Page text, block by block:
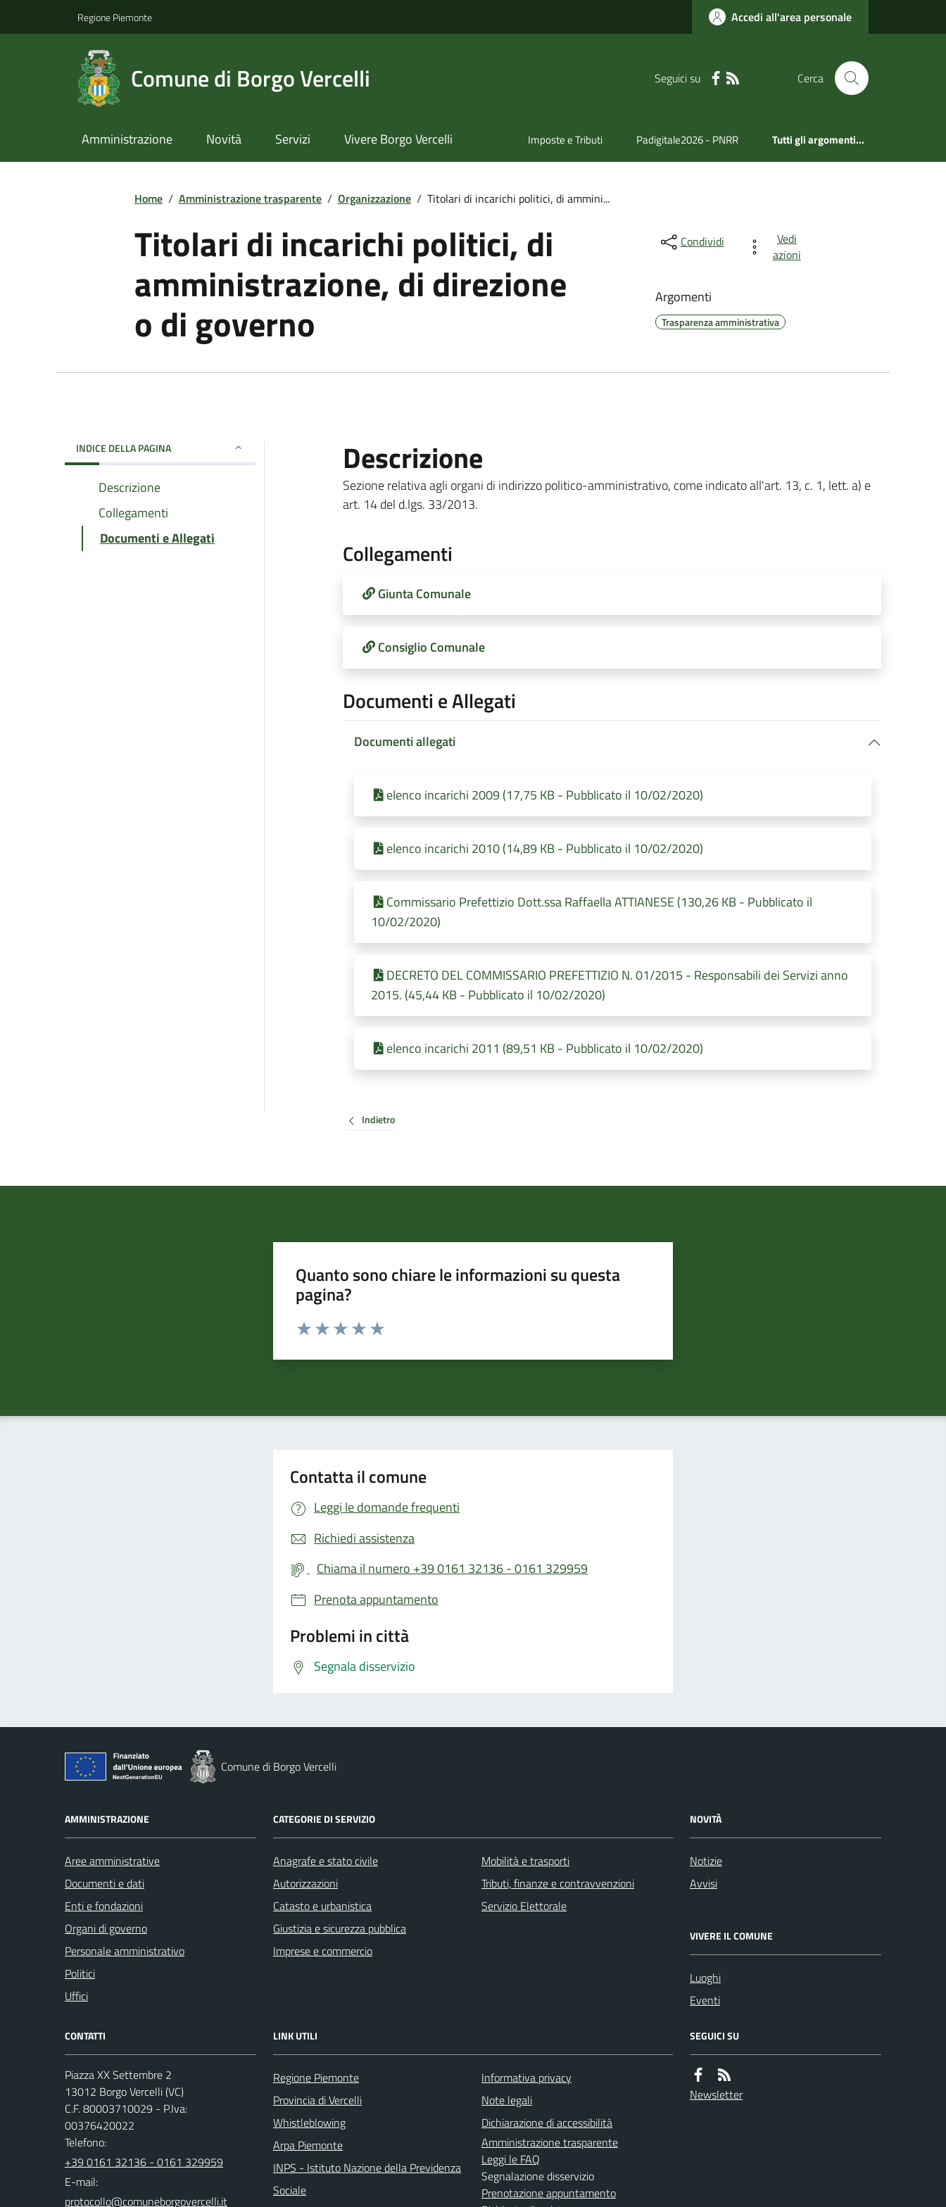
Regione Piemonte Accedi all'area personale
Comune di Borgo Vercelli Seguici su Cerca
Amministrazione Novità Servizi Vivere Borgo Vercelli Imposte e Tributi Padigitale2026 - PNRR Tutti gli argomenti...
Home / Amministrazione trasparente / Organizzazione / Titolari di incarichi politici, di ammini...
Titolari di incarichi politici, di
amministrazione, di direzione
o di governo
Condividi
Vedi
azioni
Argomenti
Trasparenza amministrativa
INDICE DELLA PAGINA
Descrizione
Collegamenti
Documenti e Allegati
Descrizione
Sezione relativa agli organi di indirizzo politico-amministrativo, come indicato all'art. 13, c. 1, lett. a) e
art. 14 del d.lgs. 33/2013.
Collegamenti
Giunta Comunale
Consiglio Comunale
Documenti e Allegati
Documenti allegati
elenco incarichi 2009 (17,75 KB - Pubblicato il 10/02/2020)
elenco incarichi 2010 (14,89 KB - Pubblicato il 10/02/2020)
Commissario Prefettizio Dott.ssa Raffaella ATTIANESE (130,26 KB - Pubblicato il
10/02/2020)
DECRETO DEL COMMISSARIO PREFETTIZIO N. 01/2015 - Responsabili dei Servizi anno
2015. (45,44 KB - Pubblicato il 10/02/2020)
elenco incarichi 2011 (89,51 KB - Pubblicato il 10/02/2020)
Indietro
Quanto sono chiare le informazioni su questa
pagina?
Valuta da 1 a 5 stelle la pagina
Contatta il comune
Leggi le domande frequenti
Richiedi assistenza
Chiama il numero +39 0161 32136 - 0161 329959
Prenota appuntamento
Problemi in città
Segnala disservizio
Comune di Borgo Vercelli
AMMINISTRAZIONE
Aree amministrative
Documenti e dati
Enti e fondazioni
Organi di governo
Personale amministrativo
Politici
Uffici
CATEGORIE DI SERVIZIO
Anagrafe e stato civile
Autorizzazioni
Catasto e urbanistica
Giustizia e sicurezza pubblica
Imprese e commercio
Mobilità e trasporti
Tributi, finanze e contravvenzioni
Servizio Elettorale
NOVITÀ
Notizie
Avvisi
VIVERE IL COMUNE
Luoghi
Eventi
CONTATTI
Piazza XX Settembre 2
13012 Borgo Vercelli (VC)
C.F. 80003710029 - P.Iva:
00376420022
Telefono:
+39 0161 32136 - 0161 329959
E-mail:
LINK UTILI
Regione Piemonte
Provincia di Vercelli
Whistleblowing
Arpa Piemonte
INPS - Istituto Nazione della Previdenza
Sociale
Informativa privacy
Note legali
Dichiarazione di accessibilità
Amministrazione trasparente
Leggi le FAQ
Segnalazione disservizio
Prenotazione appuntamento
SEGUICI SU
Newsletter